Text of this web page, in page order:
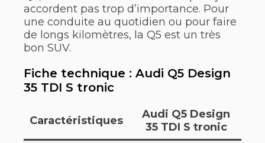
accordent pas trop d’importance. Pour
une conduite au quotidien ou pour faire
de longs kilomètres, la Q5 est un très
bon SUV.
Fiche technique : Audi Q5 Design
35 TDI S tronic
Caractéristiques
Audi Q5 Design
35 TDI S tronic